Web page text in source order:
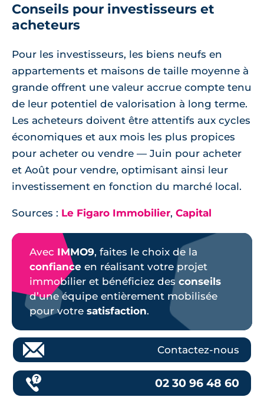
Conseils pour investisseurs et
acheteurs
Pour les investisseurs, les biens neufs en
appartements et maisons de taille moyenne à
grande offrent une valeur accrue compte tenu
de leur potentiel de valorisation à long terme.
Les acheteurs doivent être attentifs aux cycles
économiques et aux mois les plus propices
pour acheter ou vendre — Juin pour acheter
et Août pour vendre, optimisant ainsi leur
investissement en fonction du marché local.
Sources : Le Figaro Immobilier, Capital
Avec IMMO9, faites le choix de la
confiance en réalisant votre projet
immobilier et bénéficiez des conseils
d’une équipe entièrement mobilisée
pour votre satisfaction.
Contactez-nous
02 30 96 48 60